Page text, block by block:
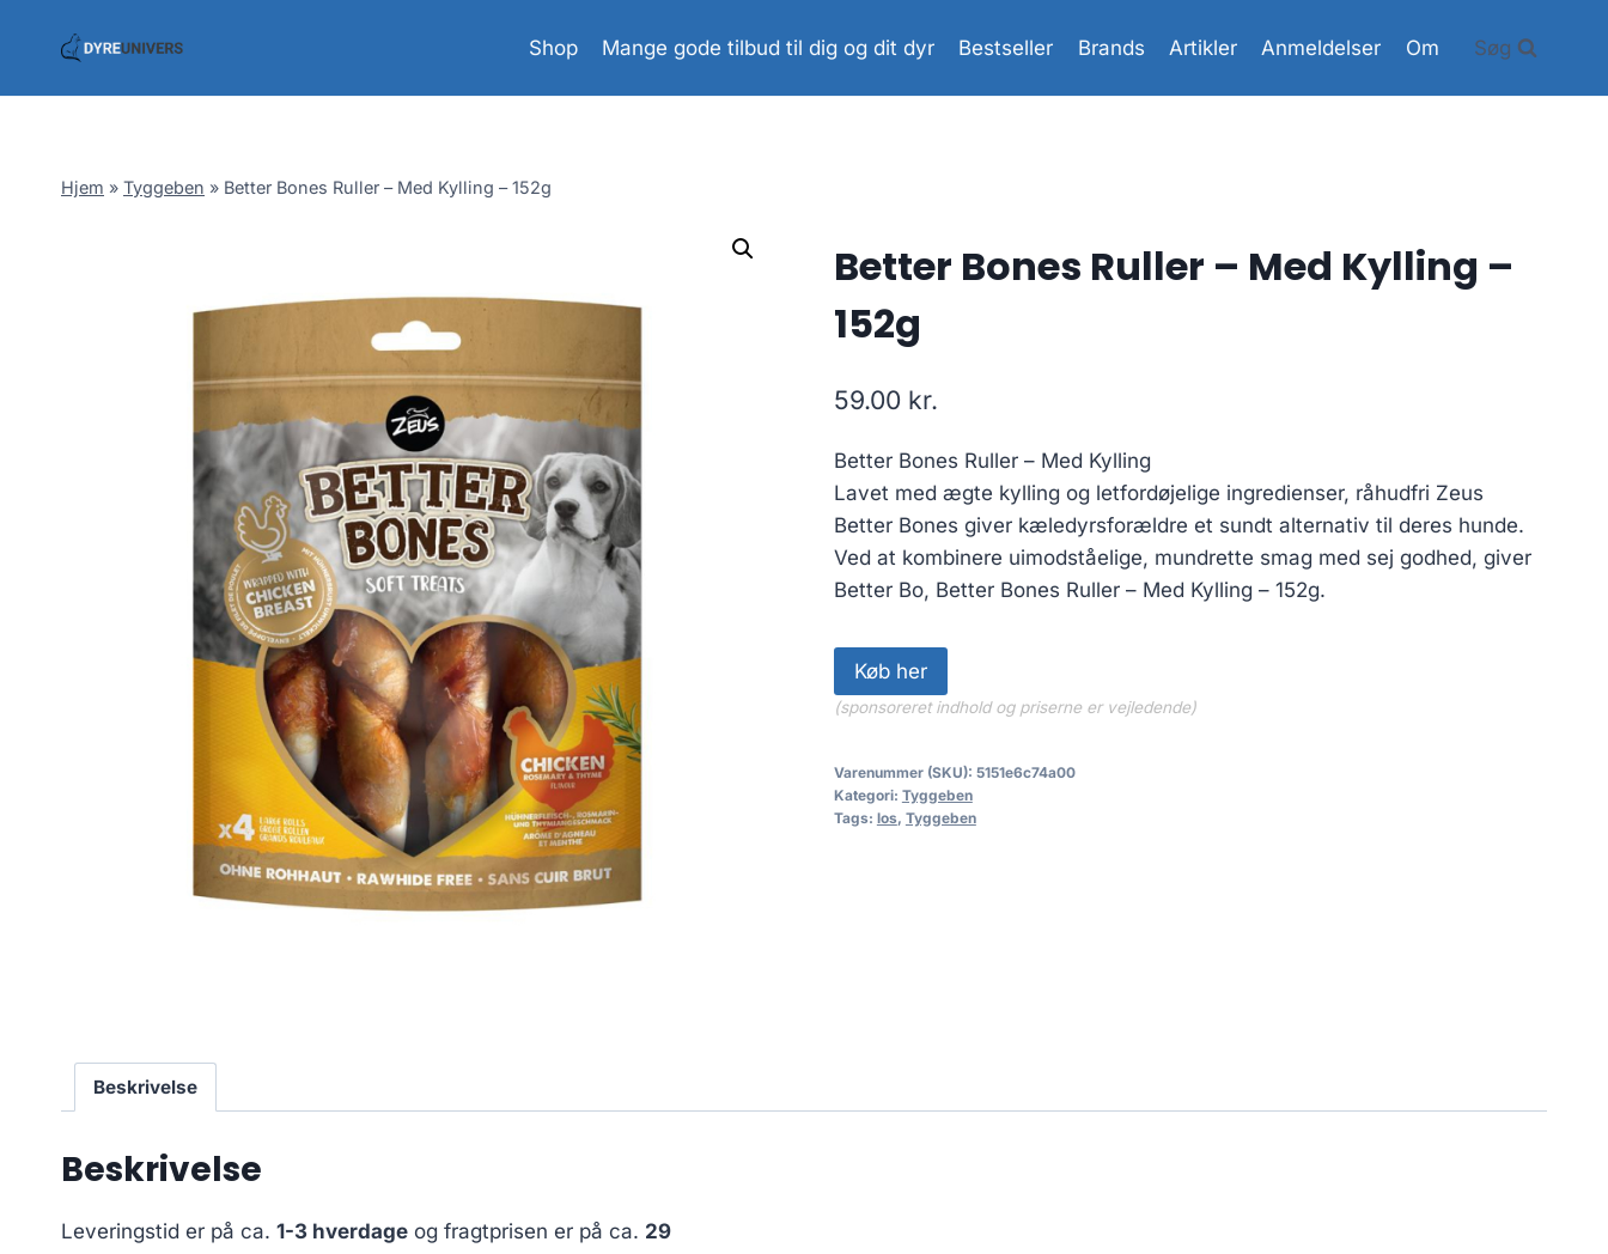
Shop Mange gode tilbud til dig og dit dyr Bestseller Brands Artikler Anmeldelser Om Søg
Hjem » Tyggeben » Better Bones Ruller – Med Kylling – 152g
Better Bones Ruller – Med Kylling –
152g
59.00 kr.
Better Bones Ruller – Med Kylling
Lavet med ægte kylling og letfordøjelige ingredienser, råhudfri Zeus
Better Bones giver kæledyrsforældre et sundt alternativ til deres hunde.
Ved at kombinere uimodståelige, mundrette smag med sej godhed, giver
Better Bo, Better Bones Ruller – Med Kylling – 152g.
Køb her
(sponsoreret indhold og priserne er vejledende)
Varenummer (SKU): 5151e6c74a00
Kategori: Tyggeben
Tags: los, Tyggeben
Beskrivelse
Beskrivelse
Leveringstid er på ca. 1-3 hverdage og fragtprisen er på ca. 29